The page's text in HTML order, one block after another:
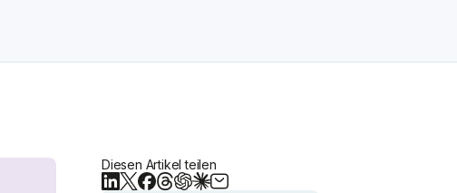
Diesen Artikel teilen